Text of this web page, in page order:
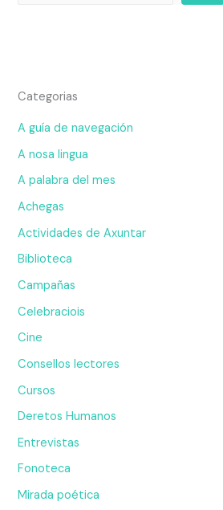
Categorias
A guía de navegación
A nosa lingua
A palabra del mes
Achegas
Actividades de Axuntar
Biblioteca
Campañas
Celebraciois
Cine
Consellos lectores
Cursos
Deretos Humanos
Entrevistas
Fonoteca
Mirada poética